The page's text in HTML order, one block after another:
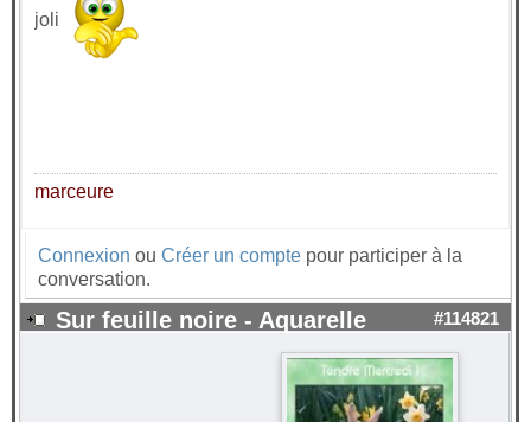
joli
marceure
Connexion ou Créer un compte pour participer à la
conversation.
Sur feuille noire - Aquarelle #114821